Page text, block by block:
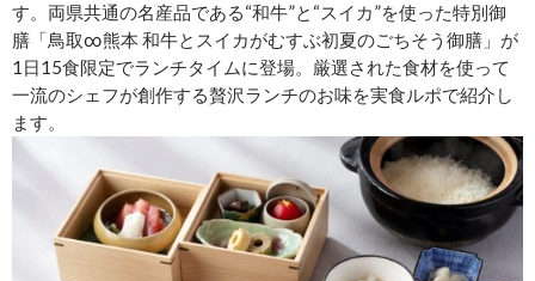
す。両県共通の名産品である“和⽜”と“スイカ”を使った特別御
膳「⿃取∞熊本 和⽜とスイカがむすぶ初夏のごちそう御膳」が
1日15食限定でランチタイムに登場。厳選された食材を使って
一流のシェフが創作する贅沢ランチのお味を実食ルポで紹介し
ます。